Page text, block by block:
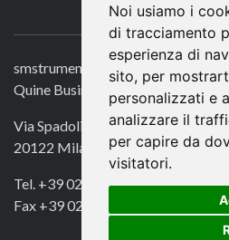
Noi usiamo i
di tracciamento
esperienza di
sito, per
personalizzati e
analizzare il
per capire da
visitatori.
smstrumentimusicali.it
Quine Business Publisher
Via Spadolini 7
20122 Milano
Tel. +39 02 49756990
Fax +39 02 72016740